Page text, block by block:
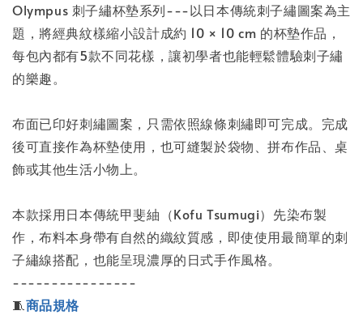
Olympus 刺子繡杯墊系列---以日本傳統刺子繡圖案為主
題，將經典紋樣縮小設計成約 10 × 10 cm 的杯墊作品，
每包內都有5款不同花樣，讓初學者也能輕鬆體驗刺子繡
的樂趣。
布面已印好刺繡圖案，只需依照線條刺繡即可完成。完成
後可直接作為杯墊使用，也可縫製於袋物、拼布作品、桌
飾或其他生活小物上。
本款採用日本傳統甲斐紬（Kofu Tsumugi）先染布製
作，布料本身帶有自然的織紋質感，即使使用最簡單的刺
子繡線搭配，也能呈現濃厚的日式手作風格。
----------------
🧵商品規格